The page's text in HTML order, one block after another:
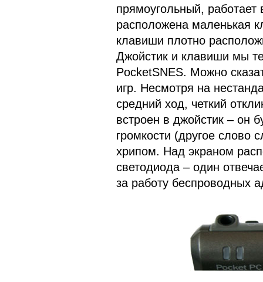
прямоугольный,
расположена маленькая
клавиши плотно
Джойстик и клавиши мы
PocketSNES. Можно
игр. Несмотря на
средний ход, четкий
встроен в джойстик – он
громкости (другое
хрипом. Над экраном
светодиода – один
за работу беспроводных